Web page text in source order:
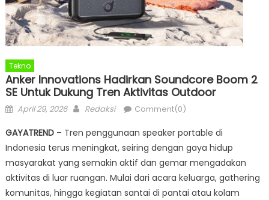
Tekno
Anker Innovations Hadirkan Soundcore Boom 2
SE Untuk Dukung Tren Aktivitas Outdoor
Posted
April 29, 2026 Author
Redaksi Comment(0)
GAYATREND– Tren penggunaan speaker portable di
Indonesia terus meningkat, seiring dengan gaya hidup
masyarakat yang semakin aktif dan gemar mengadakan
aktivitas di luar ruangan. Mulai dari acara keluarga, gathering
komunitas, hingga kegiatan santai di pantai atau kolam